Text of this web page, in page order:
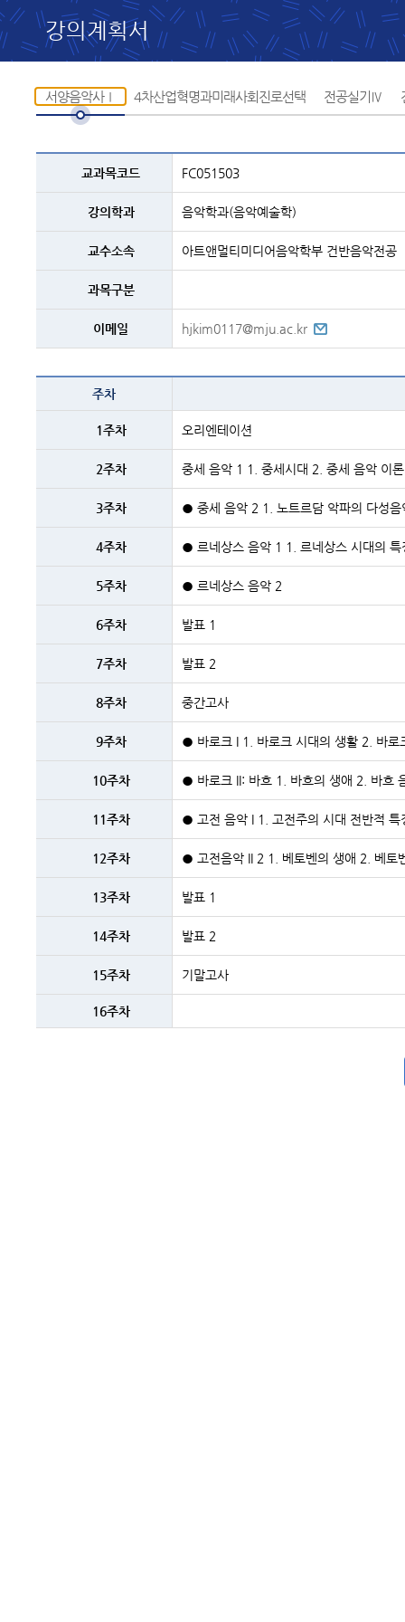
강의계획서
서양음악사Ⅰ 4차산업혁명과미래사회진로선택 전공실기Ⅳ
학과,
전화번호등의
교과목코드 FC051503
강의학과 음악학과(음악예술학)
교수소속 아트앤멀티미디어음악학부 건반음악전공
과목구분
이메일 hjkim0117@mju.ac.kr
주차
주차
1주차 오리엔테이션
2주차 중세 음악 1 1. 중세시대 2. 중세 음악 이
3주차 ● 중세 음악 2 1. 노트르담 악파의 다성
4주차 ● 르네상스 음악 1 1. 르네상스 시대의
5주차 ● 르네상스 음악 2
6주차 발표 1
7주차 발표 2
8주차 중간고사
9주차 ● 바로크 I 1. 바로크 시대의 생활 2. 바로
10주차 ● 바로크 II: 바흐 1. 바흐의 생애 2. 바흐
11주차 ● 고전 음악 I 1. 고전주의 시대 전반적
12주차 ● 고전음악 II 2 1. 베토벤의 생애 2. 베토
13주차 발표 1
14주차 발표 2
15주차 기말고사
16주차